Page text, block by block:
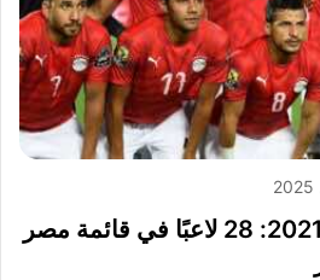
تصفيات أمم أفريقيا 2021: 28 لاعبًا في قائمة مصر